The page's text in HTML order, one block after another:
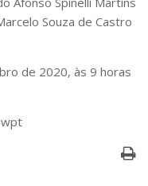
Souza de Castro
de 2020, às 9 horas